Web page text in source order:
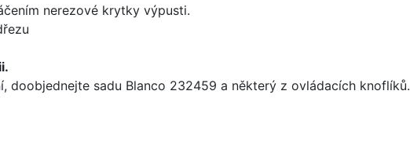
nerezové krytky výpusti.
doobjednejte sadu Blanco 232459 a některý z ovládacích knoflíků.